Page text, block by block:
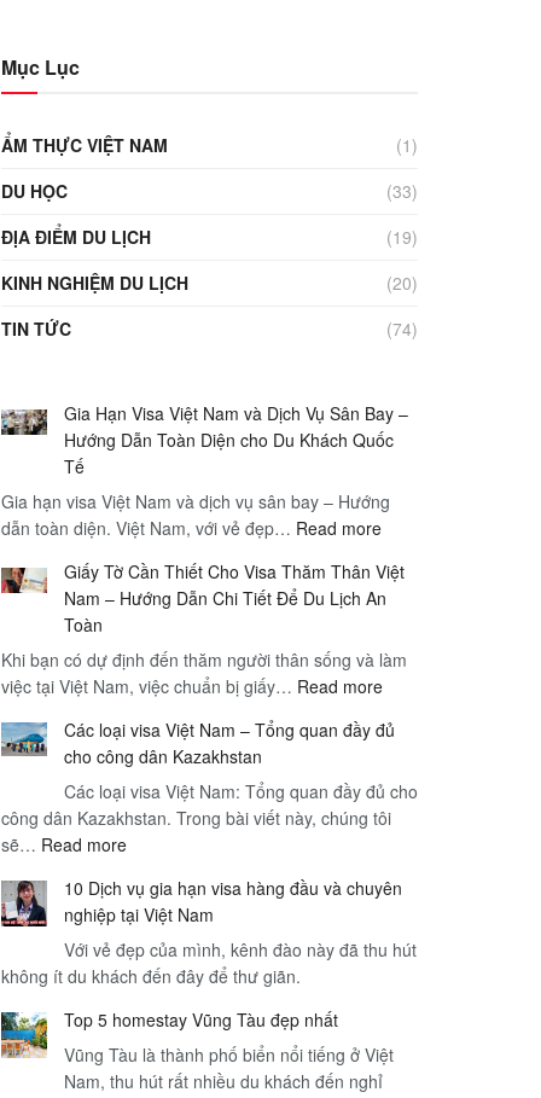
Mục Lục
ẨM THỰC VIỆT NAM
(1)
DU HỌC
(33)
ĐỊA ĐIỂM DU LỊCH
(19)
KINH NGHIỆM DU LỊCH
(20)
TIN TỨC
(74)
Gia Hạn Visa Việt Nam và Dịch Vụ Sân Bay –
Hướng Dẫn Toàn Diện cho Du Khách Quốc
Tế
Gia hạn visa Việt Nam và dịch vụ sân bay – Hướng
dẫn toàn diện. Việt Nam, với vẻ đẹp… Read more:
Hạn
Visa
Nam
và
Vụ
Bay
–
Toàn
cho
Tế
Giấy Tờ Cần Thiết Cho Visa Thăm Thân Việt
Nam – Hướng Dẫn Chi Tiết Để Du Lịch An
Toàn
Khi bạn có dự định đến thăm người thân sống và làm
việc tại Việt Nam, việc chuẩn bị giấy… Read more:
Tờ
Thiết
Cho
Thân
Nam
Chi
Tiết
Các loại visa Việt Nam – Tổng quan đầy đủ
cho công dân Kazakhstan
Các loại visa Việt Nam: Tổng quan đầy đủ cho
công dân Kazakhstan. Trong bài viết này, chúng tôi
sẽ… Read more:
loại
visa
Việt
Nam
Tổng
quan
đầy
10 Dịch vụ gia hạn visa hàng đầu và chuyên
nghiệp tại Việt Nam
Với vẻ đẹp của mình, kênh đào này đã thu hút
không ít du khách đến đây để thư giãn.
Top 5 homestay Vũng Tàu đẹp nhất
Vũng Tàu là thành phố biển nổi tiếng ở Việt
Nam, thu hút rất nhiều du khách đến nghỉ